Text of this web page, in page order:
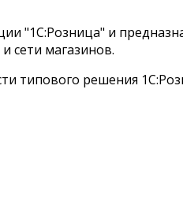
"1С:Розница" и
сети магазинов.
типового решения